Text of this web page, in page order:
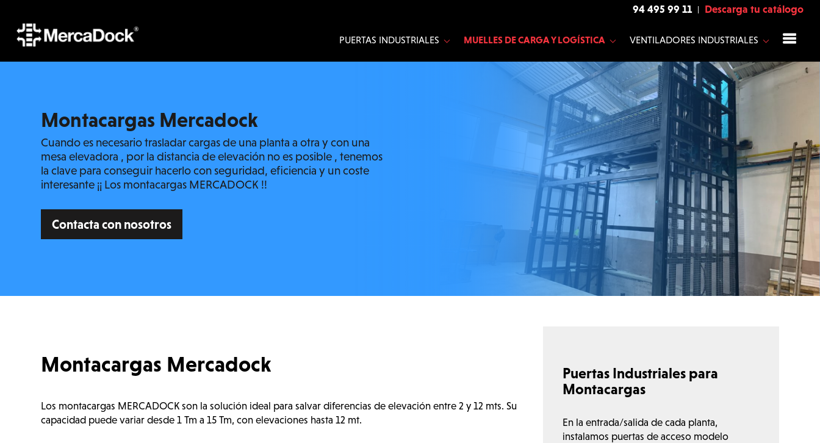
94 495 99 11 Descarga tu catálogo
PUERTAS INDUSTRIALES MUELLES DE CARGA Y LOGÍSTICA VENTILADORES INDUSTRIALES
Montacargas Mercadock
Cuando es necesario trasladar cargas de una planta a otra y con una
mesa elevadora , por la distancia de elevación no es posible , tenemos
la clave para conseguir hacerlo con seguridad, eficiencia y un coste
interesante ¡¡ Los montacargas MERCADOCK !!
Contacta con nosotros
Montacargas Mercadock
Los montacargas MERCADOCK son la solución ideal para salvar diferencias de elevación entre 2 y 12 mts. Su
capacidad puede variar desde 1 Tm a 15 Tm, con elevaciones hasta 12 mt.
Puertas Industriales para
Montacargas
En la entrada/salida de cada planta,
instalamos puertas de acceso modelo